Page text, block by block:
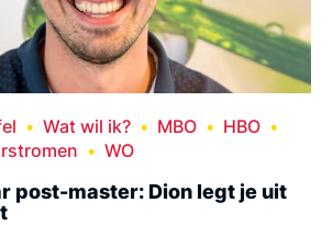
Wat wil ik? MBO
HBO
WO
post-master: Dion legt je uit